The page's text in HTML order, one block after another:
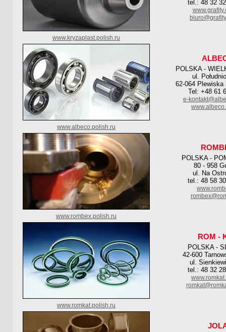
tel.: 48 32
www.kryzaplast.polish.ru
POLSKA -
ul.
62-064 Plewiska
Tel: +48 61
e-
www.albeco.polish.ru
POLSKA -
80 - 958
ul. Na
tel.: 48 58
www.rombex.polish.ru
ROM -
POLSKA -
42-600
ul.
tel.: 48 32
www.romkat.polish.ru